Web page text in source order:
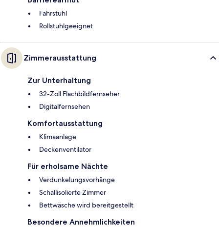
Fahrstuhl
Rollstuhlgeeignet
Zimmerausstattung
Zur Unterhaltung
32-Zoll Flachbildfernseher
Digitalfernsehen
Komfortausstattung
Klimaanlage
Deckenventilator
Für erholsame Nächte
Verdunkelungsvorhänge
Schallisolierte Zimmer
Bettwäsche wird bereitgestellt
Besondere Annehmlichkeiten